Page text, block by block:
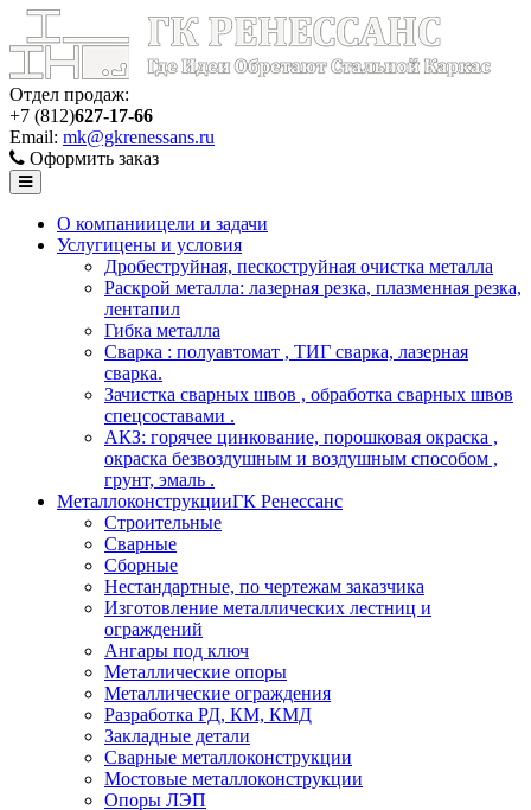
Отдел продаж:
+7 (812)627-17-66
Email: mk@gkrenessans.ru
Оформить заказ
О компаниицели и задачи
Услугицены и условия
Дробеструйная, пескоструйная очистка металла
Раскрой металла: лазерная резка, плазменная резка,
лентапил
Гибка металла
Сварка : полуавтомат , ТИГ сварка, лазерная
сварка.
Зачистка сварных швов , обработка сварных швов
спецсоставами .
АКЗ: горячее цинкование, порошковая окраска ,
окраска безвоздушным и воздушным способом ,
грунт, эмаль .
МеталлоконструкцииГК Ренессанс
Строительные
Сварные
Сборные
Нестандартные, по чертежам заказчика
Изготовление металлических лестниц и
ограждений
Ангары под ключ
Металлические опоры
Металлические ограждения
Разработка РД, КМ, КМД
Закладные детали
Сварные металлоконструкции
Мостовые металлоконструкции
Опоры ЛЭП